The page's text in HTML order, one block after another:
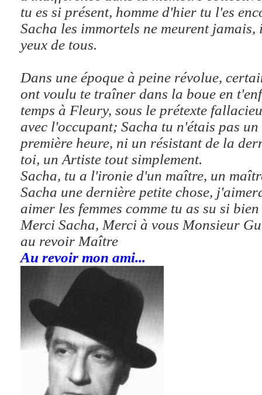
tu es si présent, homme d'hier tu l'es
Sacha les immortels ne meurent jamais,
yeux de tous.
Dans une époque à peine révolue,
ont voulu te traîner dans la boue en
temps à Fleury, sous le prétexte
avec l'occupant; Sacha tu n'étais pas
première heure, ni un résistant de la
toi, un Artiste tout simplement.
Sacha, tu a l'ironie d'un maître, un
Sacha une dernière petite chose,
aimer les femmes comme tu as su si
Merci Sacha, Merci à vous Monsieur
au revoir Maître
Au revoir mon ami...